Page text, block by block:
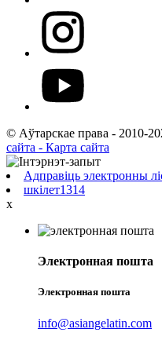
© Аўтарскае права - 2010-
сайта - Карта сайта
Адправіць электронны
шкілет1314
х
Электронная пошта
Электронная пошта
info@asiangelatin.com